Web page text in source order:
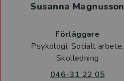
Susanna Magnusson
Förläggare
Psykologi, Socialt arbete,
Skolledning
046-31 22 05